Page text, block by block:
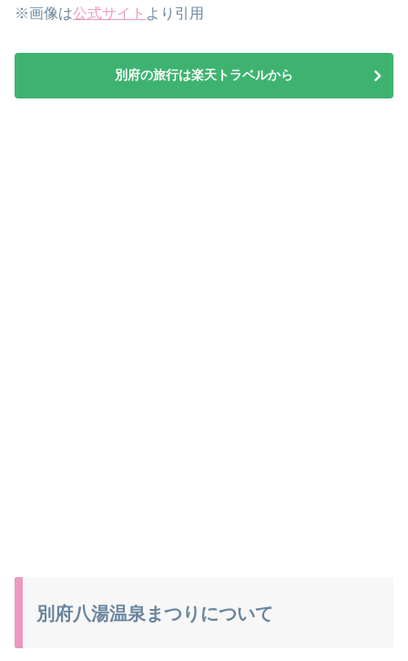
※画像は公式サイト より引用
別府の旅行は楽天トラベルから
別府八湯温泉まつりについて